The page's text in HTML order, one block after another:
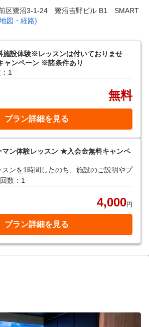
区鷺沼3-1-24 鷺沼吉野ビル B1 SMART
図・経路)
施設体験※レッスンは付いておりませ
ンペーン ※諸条件あり
1
無料
プラン詳細を見る
ン体験レッスン ★入会金無料キャンペ
ンを1時間したのち、施設のご説明やプ
回数：1
4,000円
プラン詳細を見る